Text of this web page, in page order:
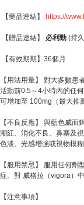
【藥品連結】 https://
【贈品連結】 必利勁 (持
【有效期期】36個月
【用法用量】 對大多數
活動前0.5～4小時內的任
可增加至 100mg（最大推
【不良反應】 與藍色威而
潮紅、消化不良、鼻塞及
色淡、光感增強或視物模
【服用禁忌】 服用任何
症。對 威格拉（vigora）
【注意事項】